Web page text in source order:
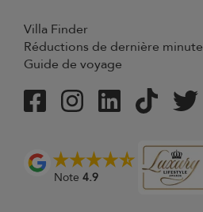
Villa Finder
Réductions de dernière minute
Guide de voyage
Note 4.9